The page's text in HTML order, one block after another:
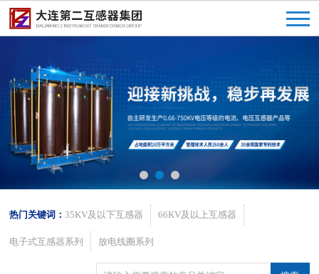
热门关键词：35KV及以下互感器 66KV及以上互感器
电子式互感器系列 放电线圈系列